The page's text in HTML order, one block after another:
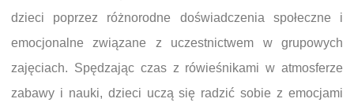
dzieci poprzez różnorodne doświadczenia społeczne i
emocjonalne związane z uczestnictwem w grupowych
zajęciach. Spędzając czas z rówieśnikami w atmosferze
zabawy i nauki, dzieci uczą się radzić sobie z emocjami